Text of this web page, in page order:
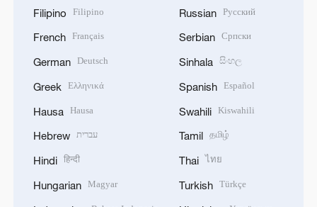
Filipino Filipino
French Français
German Deutsch
Greek Ελληνικά
Hausa Hausa
Hebrew עברית
Hindi हिन्दी
Hungarian Magyar
Russian Русский
Serbian Српски
Sinhala සිංහල
Spanish Español
Swahili Kiswahili
Tamil தமிழ்
Thai ไทย
Turkish Türkçe